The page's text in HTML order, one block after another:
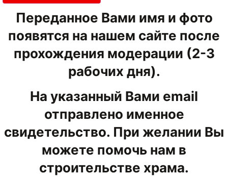
Переданное Вами имя и фото
появятся на нашем сайте после
прохождения модерации (2-3
рабочих дня).
На указанный Вами email
отправлено именное
свидетельство. При желании Вы
можете помочь нам в
строительстве храма.